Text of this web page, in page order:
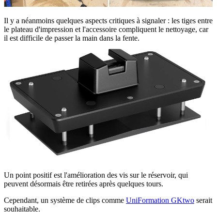
Il y a néanmoins quelques aspects critiques à signaler : les tiges entre
le plateau d'impression et l'accessoire compliquent le nettoyage, car
il est difficile de passer la main dans la fente.
Un point positif est l'amélioration des vis sur le réservoir, qui
peuvent désormais être retirées après quelques tours.
Cependant, un système de clips comme UniFormation GKtwo serait
souhaitable.